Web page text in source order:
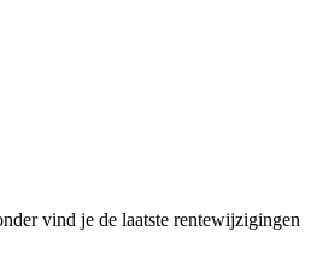
vind je de laatste rentewijzigingen